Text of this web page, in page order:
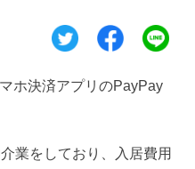
ホ決済アプリのPayPay
業をしており、入居費用